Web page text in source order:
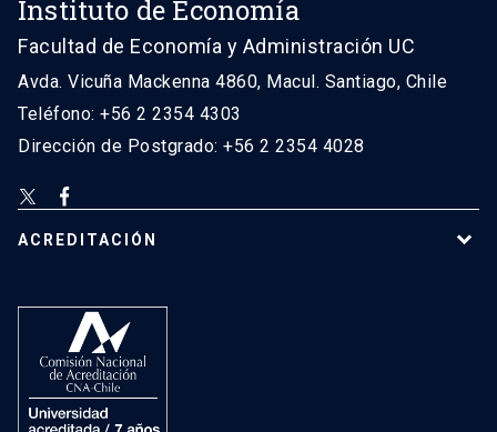
Instituto de Economía
Facultad de Economía y Administración UC
Avda. Vicuña Mackenna 4860, Macul. Santiago, Chile
Teléfono: +56 2 2354 4303
Dirección de Postgrado: +56 2 2354 4028
ACREDITACIÓN